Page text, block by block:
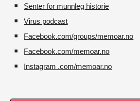
Senter for munnleg historie
Virus podcast
Facebook.com/groups/memoar.no
Facebook.com/memoar.no
Instagram .com/memoar.no